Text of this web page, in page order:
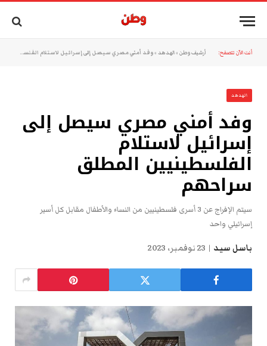
أنت الآن تتصفح: أرشيف وطن »الهدهد »وفد أمني مصري سيصل إلى إسرائيل لاستلام الفلسطينيين المطلق سراحهم
الهدهد
وفد أمني مصري سيصل إلى
إسرائيل لاستلام
الفلسطينيين المطلق
سراحهم
سيتم الإفراج عن 3 أسرى فلسطينيين من النساء والأطفال مقابل كل أسير
إسرائيلي واحد
باسل سيد 23 نوفمبر، 2023